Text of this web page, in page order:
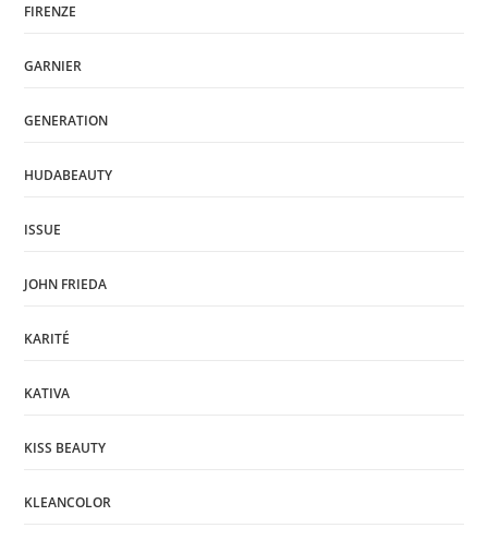
FIRENZE
GARNIER
GENERATION
HUDABEAUTY
ISSUE
JOHN FRIEDA
KARITÉ
KATIVA
KISS BEAUTY
KLEANCOLOR